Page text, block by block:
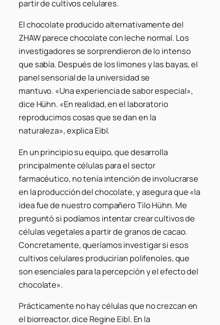
partir de cultivos celulares.
El chocolate producido alternativamente del
ZHAW parece chocolate con leche normal. Los
investigadores se sorprendieron de lo intenso
que sabía. Después de los limones y las bayas, el
panel sensorial de la universidad se
mantuvo. «Una experiencia de sabor especial»,
dice Hühn. «En realidad, en el laboratorio
reproducimos cosas que se dan en la
naturaleza», explica Eibl.
En un principio su equipo, que desarrolla
principalmente células para el sector
farmacéutico, no tenía intención de involucrarse
en la producción del chocolate, y asegura que «la
idea fue de nuestro compañero Tilo Hühn. Me
preguntó si podíamos intentar crear cultivos de
células vegetales a partir de granos de cacao.
Concretamente, queríamos investigar si esos
cultivos celulares producirían polifenoles, que
son esenciales para la percepción y el efecto del
chocolate».
Prácticamente no hay células que no crezcan en
el biorreactor, dice Regine Eibl. En la